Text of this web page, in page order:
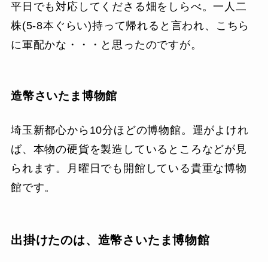
平日でも対応してくださる畑をしらべ。一人二
株(5-8本ぐらい)持って帰れると言われ、こちら
に軍配かな・・・と思ったのですが。
造幣さいたま博物館
埼玉新都心から10分ほどの博物館。運がよけれ
ば、本物の硬貨を製造しているところなどが見
られます。月曜日でも開館している貴重な博物
館です。
出掛けたのは、造幣さいたま博物館